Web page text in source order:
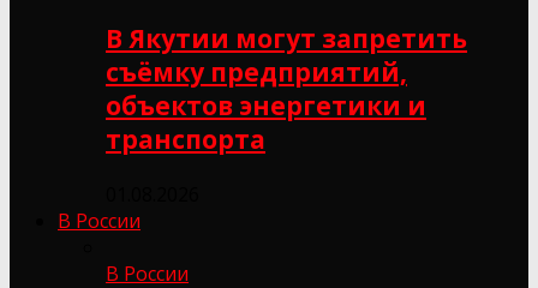
В Якутии могут запретить
съёмку предприятий,
объектов энергетики и
транспорта
В России
В России